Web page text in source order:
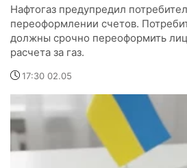
Нафтогаз предупредил
переоформлении счетов.
должны срочно переоформить
расчета за газ.
17:30 02.05